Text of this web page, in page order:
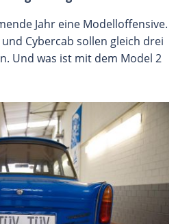
Jahr eine Modelloffensive.
Cybercab sollen gleich drei
Und was ist mit dem Model 2